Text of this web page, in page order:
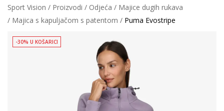
Sport Vision Proizvodi Odjeća
Majice dugih rukava
Majica s kapuljačom s patentom
Puma Evostripe
-30% U KOŠARICI